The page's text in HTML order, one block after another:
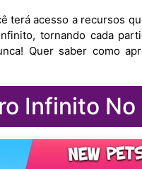
terá acesso a recursos
tornando cada
Quer saber como
Infinito